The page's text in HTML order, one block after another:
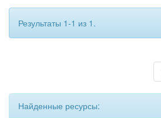
Результаты 1-1 из 1.
Найденные ресурсы: